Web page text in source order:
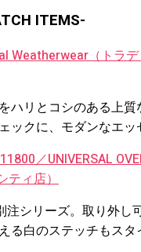
ITEMS-
Weatherwear（トラ
ハリとコシのある上
ックに、モダンなエ
／UNIVERSAL
ティ店）
別注シリーズ。取り外
る白のステッチもスタ